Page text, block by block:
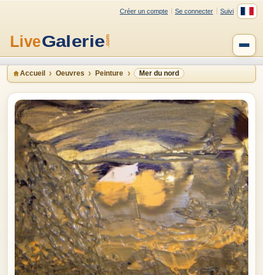
Créer un compte Se connecter Suivi
Accueil Oeuvres Peinture Mer du nord